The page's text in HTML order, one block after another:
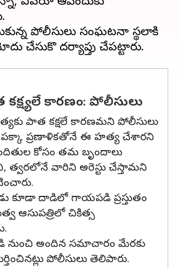
పోలీసులు సంఘటనా స్థలానికి
కక్ష్యలే కారణం: పోలీసులు
పాత కక్షలే కారణమని పోలీసులు
పక్కా ప్రణాళికతోనే ఈ హత్య చేశారని
కోసం తమ బృందాలు
త్వరలోనే వారిని అరెస్టు చేస్తామని
కూడా దాడిలో గాయపడి ప్రస్తుతం
ఆసుపత్రిలో చికిత్స
నుంచి అందిన సమాచారం మేరకు
పోలీసులు తెలిపారు.